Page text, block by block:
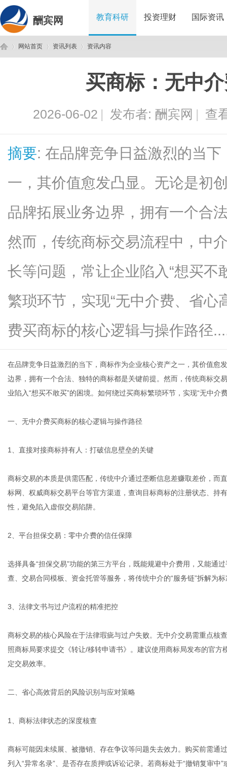
酬宾网 教育科研 投资理财 国际资讯
网站首页 资讯列表 资讯内容
买商标：无中
2026-06-02 | 发布者: 酬宾网 | 查
摘要: 在品牌竞争日益激烈的当
一，其价值愈发凸显。无论是初
品牌拓展业务边界，拥有一个合
然而，传统商标交易流程中，中
长等问题，常让企业陷入“想买不
繁琐环节，实现“无中介费、省心
费买商标的核心逻辑与操作路径
在品牌竞争日益激烈的当下，商标作为企业核心资产之一，其价值愈
边界，拥有一个合法、独特的商标都是关键前提。然而，传统商标交
业陷入“想买不敢买”的困境。如何绕过买商标繁琐环节，实现“无中介
一、无中介费买商标的核心逻辑与操作路径
1、直接对接商标持有人：打破信息壁垒的关键
商标交易的本质是供需匹配，传统中介通过垄断信息差赚取差价，而
标网、权威商标交易平台等官方渠道，查询目标商标的注册状态、持
性，避免陷入虚假交易陷阱。
2、平台担保交易：零中介费的信任保障
选择具备“担保交易”功能的第三方平台，既能规避中介费用，又能通
查、交易合同模板、资金托管等服务，将传统中介的“服务链”拆解为
3、法律文书与过户流程的精准把控
商标交易的核心风险在于法律瑕疵与过户失败。无中介交易需重点核
照商标局要求提交《转让/移转申请书》。建议使用商标局发布的官
定交易效率。
二、省心高效背后的风险识别与应对策略
1、商标法律状态的深度核查
商标可能因未续展、被撤销、存在争议等问题失去效力。购买前需通
列入“异常名录”、是否存在质押或诉讼记录。若商标处于“撤销复审中